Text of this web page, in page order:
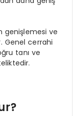
genişlemesi ve
Genel cerrahi
tanı ve